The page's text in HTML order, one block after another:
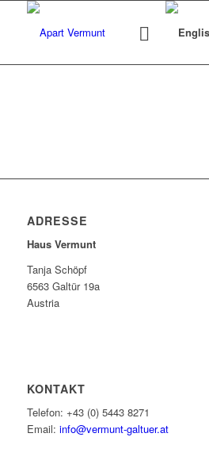
ADRESSE
Haus Vermunt
Tanja Schöpf
6563 Galtür 19a
Austria
KONTAKT
Telefon: +43 (0) 5443 8271
Email: info@vermunt-galtuer.at